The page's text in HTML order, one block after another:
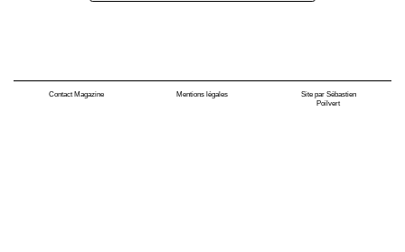
Contact Magazine Mentions légales
Site par Sébastien
Poilvert